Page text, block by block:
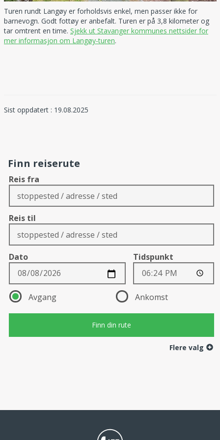
Turen rundt Langøy er forholdsvis enkel, men passer ikke for
barnevogn. Godt fottøy er anbefalt. Turen er på 3,8 kilometer og
tar omtrent en time. Sjekk ut Stavanger kommunes nettsider for
mer informasjon om Langøy-turen.
Sist oppdatert : 19.08.2025
Finn reiserute
Reis fra
Reis til
Dato Tidspunkt
Direction
Avgang Ankomst
Flere valg